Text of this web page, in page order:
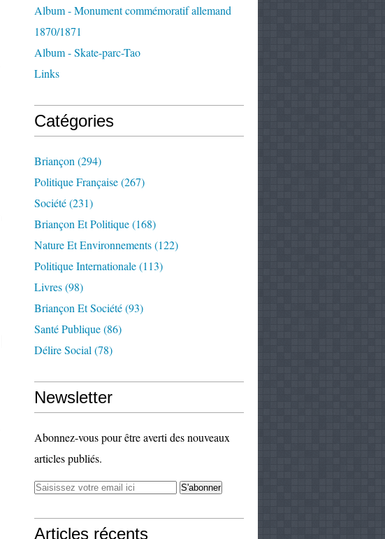
Album - Monument commémoratif allemand
1870/1871
Album - Skate-parc-Tao
Links
Catégories
Briançon (294)
Politique Française(267)
Société(231)
Briançon Et Politique(168)
Nature Et Environnements(122)
Politique Internationale(113)
Livres(98)
Briançon Et Société(93)
Santé Publique(86)
Délire Social (78)
Newsletter
Abonnez-vous pour être averti des nouveaux
articles publiés.
Articles récents